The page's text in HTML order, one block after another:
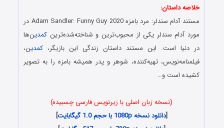
خلاصه داستان:
مستند آدام سندلر: مرد بامزه Adam Sandler: Funny Guy 2020 در
مورد آدام سندلر یکی از محبوب‌ترین و شناخته‌‌شده‌‌ترین کمدین‌ها
در دنیا است. این مستند داستان زندگی این بازیگر، کمدین،
فیلمنامه‌نویس، تهیه‌کننده، شوهر و پدر همیشه بامزه را به تصویر
کشیده است و…
(نسخه زبان اصلی با زیرنویس فارسی چسبیده)
[دانلود نسخه 1080p با حجم 1.0 گیگابایت
]